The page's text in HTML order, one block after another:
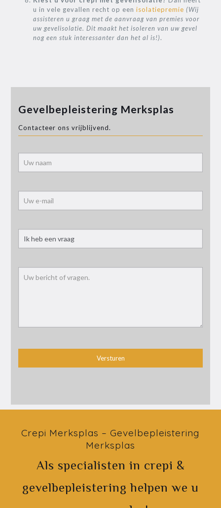
u in vele gevallen recht op een isolatiepremie (Wij
assisteren u graag met de aanvraag van premies voor
uw gevelisolatie. Dit maakt het isoleren van uw gevel
nog een stuk interessanter dan het al is!).
Gevelbepleistering Merksplas
Contacteer ons vrijblijvend.
Crepi Merksplas – Gevelbepleistering
Merksplas
Als specialisten in crepi &
gevelbepleistering helpen we u